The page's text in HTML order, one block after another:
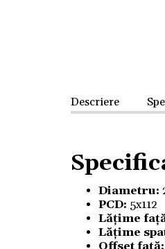
Descriere
Diametru:
PCD: 5x112
Lățime
Lățime